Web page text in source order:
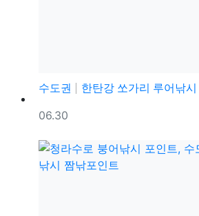
수도권
한탄강 쏘가리 루어낚
등록일
06.30